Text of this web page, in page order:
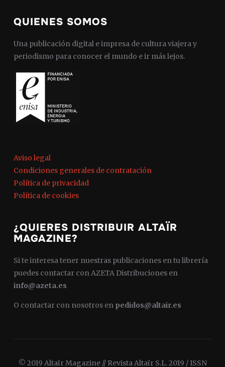
QUIENES SOMOS
Una publicación digital e impresa de cultura viajera y
periodismo para conocer el mundo e ir más lejos.
Aviso legal
Condiciones generales de contratación
Política de privacidad
Política de cookies
¿QUIERES DISTRIBUIR ALTAÏR
MAGAZINE?
Si te interesa tener nuestras publicaciones en tu librería
puedes contactar con AZETA Distribuciones en
info@azeta.es
O contactar con nosotros en pedidos@altair.es
© 2019 Altaïr Magazine // Revista Altaïr S.L. 2019 / ISSN